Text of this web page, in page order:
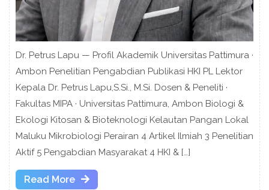
Dr. Petrus Lapu — Profil Akademik Universitas Pattimura ·
Ambon Penelitian Pengabdian Publikasi HKI PL Lektor
Kepala Dr. Petrus Lapu,S.Si., M.Si. Dosen & Peneliti ·
Fakultas MIPA · Universitas Pattimura, Ambon Biologi &
Ekologi Kitosan & Bioteknologi Kelautan Pangan Lokal
Maluku Mikrobiologi Perairan 4 Artikel Ilmiah 3 Penelitian
Aktif 5 Pengabdian Masyarakat 4 HKI & […]
Read More
Read